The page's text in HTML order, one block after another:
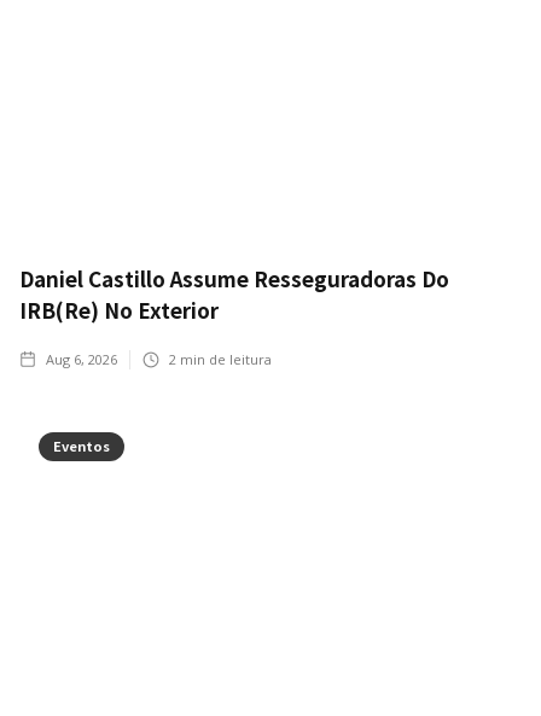
Daniel Castillo Assume Resseguradoras Do
IRB(Re) No Exterior
Aug 6, 2026 2 min de leitura
Eventos